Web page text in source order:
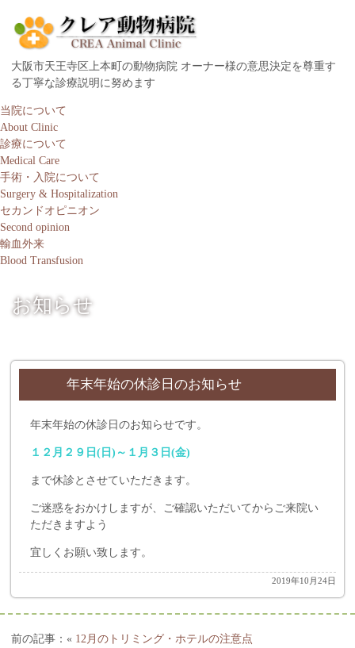
大阪市天王寺区上本町の動物病院 オーナー様の意思決定を尊重す
る丁寧な診療説明に努めます
当院について
About Clinic
診療について
Medical Care
手術・入院について
Surgery & Hospitalization
セカンドオピニオン
Second opinion
輸血外来
Blood Transfusion
お知らせ
年末年始の休診日のお知らせ
年末年始の休診日のお知らせです。
１２月２９日(日)～１月３日(金)
まで休診とさせていただきます。
ご迷惑をおかけしますが、ご確認いただいてからご来院い
ただきますよう
宜しくお願い致します。
2019年10月24日
« 12月のトリミング・ホテルの注意点